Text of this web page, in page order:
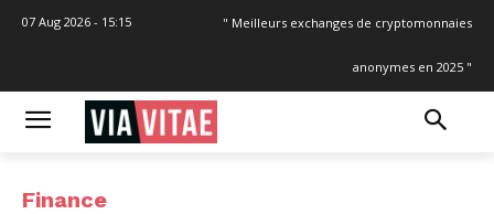
07 Aug 2026 - 15:15 " Meilleurs exchanges de cryptomonnaies
anonymes en 2025 "
Finance